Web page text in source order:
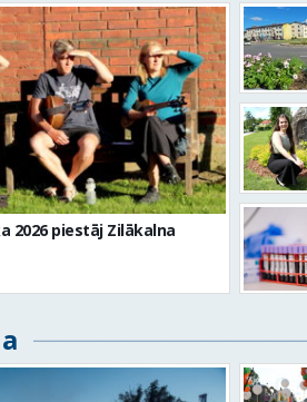
2026 piestāj Zilākalna